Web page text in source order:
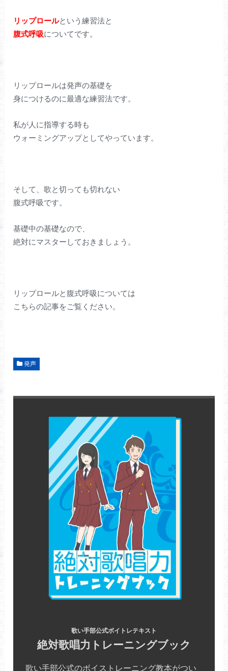
リップロールという練習法と
腹式呼吸についてです。
リップロールは発声の基礎を
身につけるのに最適な練習法です。
私が人に指導する時も
ウォーミングアップとしてやっています。
そして、歌と切っても切れない
腹式呼吸です。
基礎中の基礎なので、
絶対にマスターしておきましょう。
リップロールと腹式呼吸については
こちらの記事をご覧ください。
発声
歌い手部公式ボイトレテキスト
絶対歌唱力トレーニングブック
歌い手部公式のボイストレーニング教本がつい